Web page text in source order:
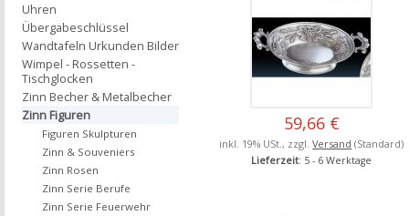
59,66 €
inkl. 19% USt., zzgl.Versand (Standard)
Lieferzeit: 5 - 6 Werktage
Uhren
Übergabeschlüssel
Wandtafeln Urkunden Bilder
Wimpel - Rossetten -
Tischglocken
Zinn Becher & Metalbecher
Zinn Figuren
Figuren Skulpturen
Zinn & Souveniers
Zinn Rosen
Zinn Serie Berufe
Zinn Serie Feuerwehr